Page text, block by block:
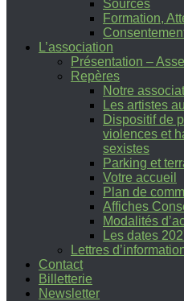
Sources
Formation,
L’association
Présentation –
Repères
Notre
Les artistes
Dispositif de
violences et
sexistes
Parking et
Votre accueil
Plan de
Affiches
Modalités
Les dates
Lettres
Contact
Billetterie
Newsletter